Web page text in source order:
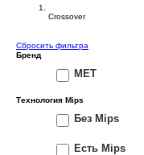
Crossover
Сбросить фильтра
Бренд
MET
Технология Mips
Без Mips
Есть Mips